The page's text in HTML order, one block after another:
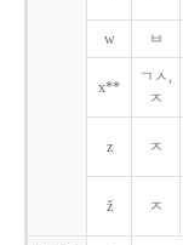
w ㅂ
x**
ㄱㅅ,
ㅈ
z ㅈ
ž ㅈ